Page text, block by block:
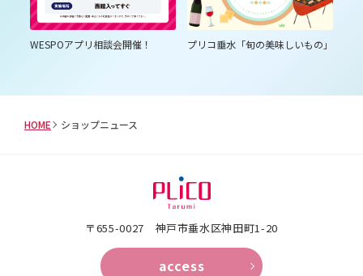
WESPOアプリ相談会開催！ プリコ垂水「旬の美味しいもの」
HOME ショップニュース
〒655-0027 神戸市垂水区神田町1-20
access